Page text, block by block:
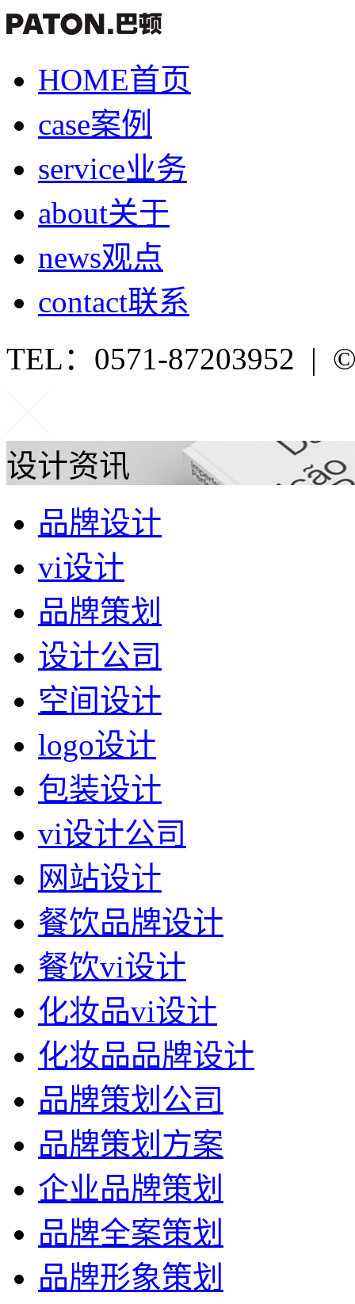
HOME首页
case案例
service业务
about关于
news观点
contact联系
TEL：0571-87203952 |
设计资讯
品牌设计
vi设计
品牌策划
设计公司
空间设计
logo设计
包装设计
vi设计公司
网站设计
餐饮品牌设计
餐饮vi设计
化妆品vi设计
化妆品品牌设计
品牌策划公司
品牌策划方案
企业品牌策划
品牌全案策划
品牌形象策划